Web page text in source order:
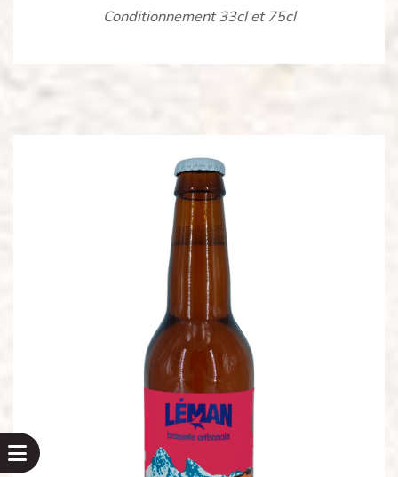
Conditionnement 33cl et 75cl